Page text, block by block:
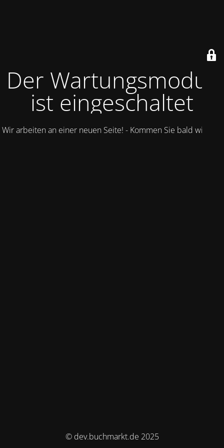
Der Wartungsmodus
ist eingeschaltet
Wir arbeiten an einer neuen Seite! - Kommen Sie bald wieder.
© dev.buchmarkt.de 2025